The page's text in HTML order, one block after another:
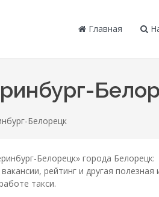
Главная
Белорецк
Белорецк» города Белорецк:
рейтинг и другая
такси.